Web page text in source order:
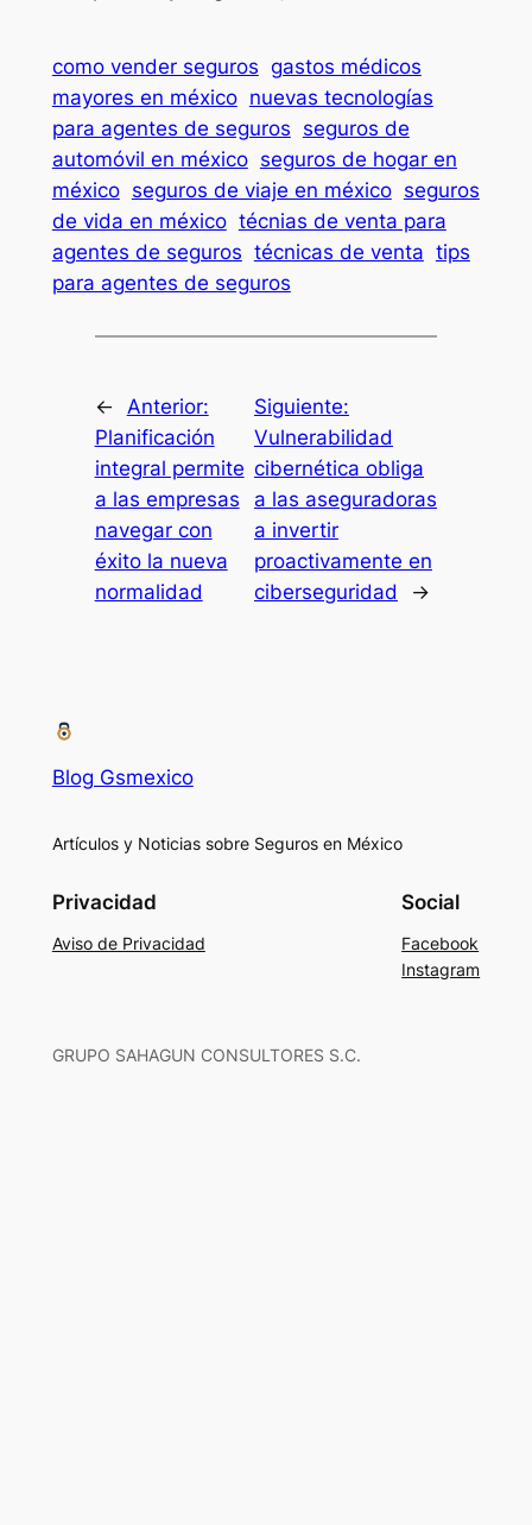
como vender seguros gastos médicos
mayores en méxico nuevas tecnologías
para agentes de seguros seguros de
automóvil en méxico seguros de hogar en
méxico seguros de viaje en méxico seguros
de vida en méxico técnias de venta para
agentes de seguros técnicas de venta tips
para agentes de seguros
←
Anterior:
Planificación
integral permite
a las empresas
navegar con
éxito la nueva
normalidad
Siguiente:
Vulnerabilidad
cibernética obliga
a las aseguradoras
a invertir
proactivamente en
ciberseguridad
→
Blog Gsmexico
Artículos y Noticias sobre Seguros en México
Privacidad
Aviso de Privacidad
Social
Facebook
Instagram
GRUPO SAHAGUN CONSULTORES S.C.